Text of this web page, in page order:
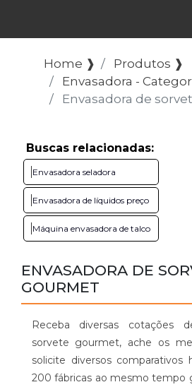
Home ❱
Produtos ❱
Envasadora -
Envasadora de
Buscas relacionadas:
Envasadora seladora
Envasadora de líquidos preço
Máquina envasadora de talco
ENVASADORA DE
GOURMET
Receba diversas cotações
sorvete gourmet, ache os
solicite diversos
200 fábricas ao mesmo tempo